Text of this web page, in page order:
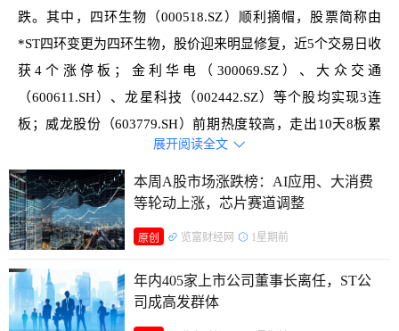
跌。其中，四环生物（000518.SZ）顺利摘帽，股票简称由
*ST四环变更为四环生物，股价迎来明显修复，近5个交易日收
获4个涨停板；金利华电（300069.SZ）、大众交通
（600611.SH）、龙星科技（002442.SZ）等个股均实现3连
板；威龙股份（603779.SH）前期热度较高，走出10天8板累
计涨幅高达126.88%，但该股周五突然跌停，连板态势就此中
断；诚邦股份（603316.SH）此前4个交易日连续涨停，但周
五资金出现分歧，其连板行情亦遭到终结。此外，兴齐眼药
（300573.SZ）、衢州发展（600208.SH）等个股本周累计跌
成交金额方面，本周沪深两市日均成交额达到30238亿
元，环比上周出现萎缩，市场交投活跃度有所降温。
展开阅读全文 
本周A股市场涨跌榜：AI应用、大消费
等轮动上涨，芯片赛道调整
原创 览富财经网 1星期前
年内405家上市公司董事长离任，ST公
司成高发群体